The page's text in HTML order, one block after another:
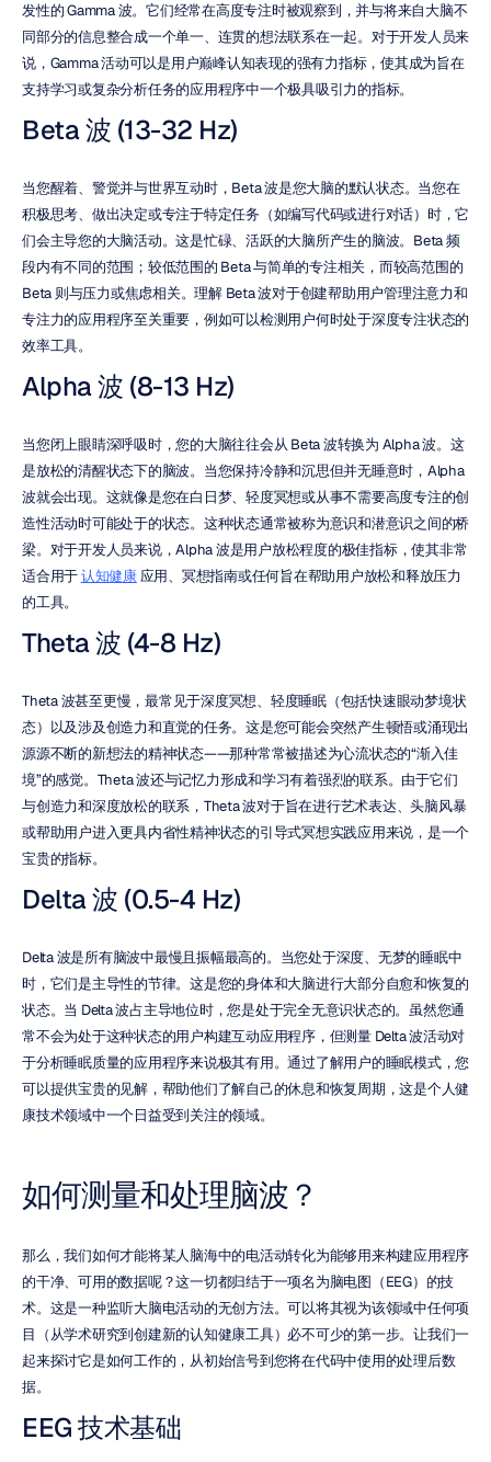
发性的 Gamma 波。它们经常在高度专注时被观察到，并与将来自大脑不
同部分的信息整合成一个单一、连贯的想法联系在一起。对于开发人员来
说，Gamma 活动可以是用户巅峰认知表现的强有力指标，使其成为旨在
支持学习或复杂分析任务的应用程序中一个极具吸引力的指标。
Beta 波 (13-32 Hz)
当您醒着、警觉并与世界互动时，Beta 波是您大脑的默认状态。当您在
积极思考、做出决定或专注于特定任务（如编写代码或进行对话）时，它
们会主导您的大脑活动。这是忙碌、活跃的大脑所产生的脑波。Beta 频
段内有不同的范围；较低范围的 Beta 与简单的专注相关，而较高范围的
Beta 则与压力或焦虑相关。理解 Beta 波对于创建帮助用户管理注意力和
专注力的应用程序至关重要，例如可以检测用户何时处于深度专注状态的
效率工具。
Alpha 波 (8-13 Hz)
当您闭上眼睛深呼吸时，您的大脑往往会从 Beta 波转换为 Alpha 波。这
是放松的清醒状态下的脑波。当您保持冷静和沉思但并无睡意时，Alpha
波就会出现。这就像是您在白日梦、轻度冥想或从事不需要高度专注的创
造性活动时可能处于的状态。这种状态通常被称为意识和潜意识之间的桥
梁。对于开发人员来说，Alpha 波是用户放松程度的极佳指标，使其非常
适合用于 认知健康 应用、冥想指南或任何旨在帮助用户放松和释放压力
的工具。
Theta 波 (4-8 Hz)
Theta 波甚至更慢，最常见于深度冥想、轻度睡眠（包括快速眼动梦境状
态）以及涉及创造力和直觉的任务。这是您可能会突然产生顿悟或涌现出
源源不断的新想法的精神状态——那种常常被描述为心流状态的“渐入佳
境”的感觉。Theta 波还与记忆力形成和学习有着强烈的联系。由于它们
与创造力和深度放松的联系，Theta 波对于旨在进行艺术表达、头脑风暴
或帮助用户进入更具内省性精神状态的引导式冥想实践应用来说，是一个
宝贵的指标。
Delta 波 (0.5-4 Hz)
Delta 波是所有脑波中最慢且振幅最高的。当您处于深度、无梦的睡眠中
时，它们是主导性的节律。这是您的身体和大脑进行大部分自愈和恢复的
状态。当 Delta 波占主导地位时，您是处于完全无意识状态的。虽然您通
常不会为处于这种状态的用户构建互动应用程序，但测量 Delta 波活动对
于分析睡眠质量的应用程序来说极其有用。通过了解用户的睡眠模式，您
可以提供宝贵的见解，帮助他们了解自己的休息和恢复周期，这是个人健
康技术领域中一个日益受到关注的领域。
如何测量和处理脑波？
那么，我们如何才能将某人脑海中的电活动转化为能够用来构建应用程序
的干净、可用的数据呢？这一切都归结于一项名为脑电图（EEG）的技
术。这是一种监听大脑电活动的无创方法。可以将其视为该领域中任何项
目（从学术研究到创建新的认知健康工具）必不可少的第一步。让我们一
起来探讨它是如何工作的，从初始信号到您将在代码中使用的处理后数
据。
EEG 技术基础